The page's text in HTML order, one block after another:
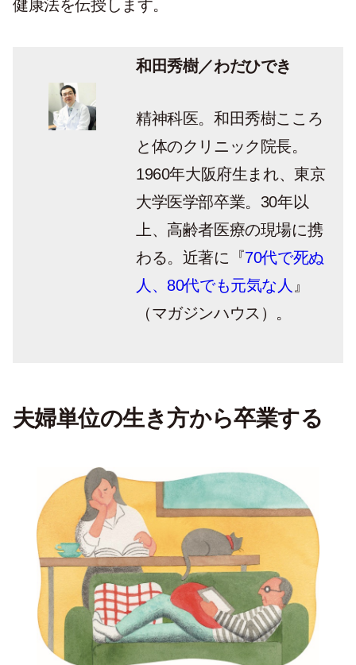
健康法を伝授します。
和田秀樹／わだひでき
精神科医。和田秀樹こころ
と体のクリニック院長。
1960年大阪府生まれ、東京
大学医学部卒業。30年以
上、高齢者医療の現場に携
わる。近著に『70代で死ぬ
人、80代でも元気な人 』
（マガジンハウス）。
夫婦単位の生き方から卒業する